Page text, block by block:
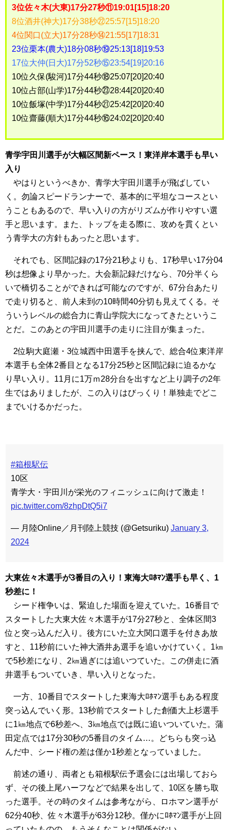
3位佐々木(大東)17分27秒⑪19:01[15]18:20
8位酒井(神大)17分38秒㉒25:57[15]18:20
4位関口(立大)17分28秒⑭21:55[17]18:31
23位栗本(農大)18分08秒⑲25:13[18]19:53
17位大仲(日大)17分52秒⑮23:54[19]20:16
10位久保(駿河)17分44秒⑱25:07[20]20:40
10位占部(山学)17分44秒㉓28:44[20]20:40
10位飯塚(中学)17分44秒㉑25:42[20]20:40
10位齋藤(順大)17分44秒⑯24:02[20]20:40
青学宇田川選手が大幅区間新ペース！東洋岸本選手も早い
入り
やはりというべきか、青学大宇田川選手が飛ばしてい
く。勿論スピードランナーで、基本的に平坦なコースとい
うこともあるので、早い入りの方がリズムが作りやすい選
手と思います。また、トップを走る際に、攻めを貫くとい
う青学大の方針もあったと思います。
それでも、区間記録の17分21秒よりも、17秒早い17分04
秒は想像より早かった。大会新記録だけなら、70分半くら
いで橋切ることができれば可能なのですが、67分台あたり
で走り切ると、前人未到の10時間40分切も見えてくる。そ
ういうレベルの総合力に青山学院大になってきたというこ
とだ。このあとの宇田川選手の走りに注目が集まった。
2位駒大庭瀬・3位城西中田選手を挟んで、総合4位東洋岸
本選手も全体2番目となる17分25秒と区間記録に迫るかな
り早い入り。11月に1万ｍ28分台を出すなど上り調子の2年
生ではありましたが、この入りはびっくり！単独走でどこ
までいけるかだった。
#箱根駅伝
10区
青学大・宇田川が栄光のフィニッシュに向けて激走！
pic.twitter.com/8zhpDtQ5i7
— 月陸Online／月刊陸上競技 (@Getsuriku) January 3,
2024
大東佐々木選手が3番目の入り！東海大ﾛﾎﾏﾝ選手も早く、1
秒差に！
シード権争いは、緊迫した場面を迎えていた。16番目で
スタートした大東大佐々木選手が17分27秒と、全体区間3
位と突っ込んだ入り。後方にいた立大関口選手を付きあ放
すと、11秒前にいた神大酒井あ選手を追いかけていく。1㎞
で5秒差になり、2㎞過ぎには追いつていた。この併走に酒
井選手もついていき、早い入りとなった。
一方、10番目でスタートした東海大ﾛﾎﾏﾝ選手もある程度
突っ込んでいく形。13秒前でスタートした創価大上杉選手
に1㎞地点で6秒差へ、3㎞地点では既に追いついていた。蒲
田定点では17分30秒の5番目のタイム…。どちらも突っ込
んだ中、シード権の差は僅か1秒差となっていました。
前述の通り、両者とも箱根駅伝予選会には出場しておら
ず、その後上尾ハーフなどで結果を出して、10区を勝ち取
った選手。その時のタイムは参考ながら、ロホマン選手が
62分40秒、佐々木選手が63分12秒。僅かにﾛﾎﾏﾝ選手が上回